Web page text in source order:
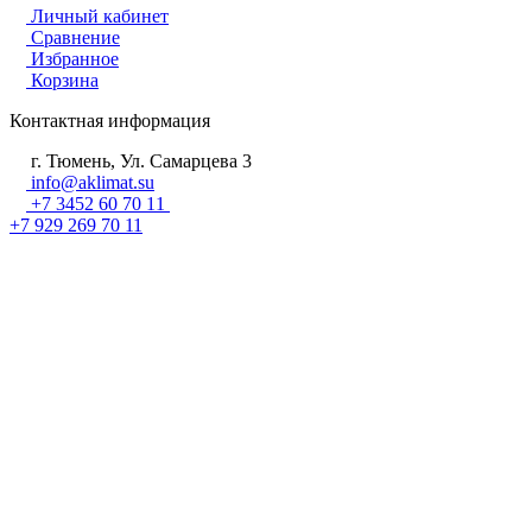
Личный кабинет
Сравнение
Избранное
Корзина
Контактная информация
г. Тюмень, Ул. Самарцева 3
info@aklimat.su
+7 3452 60 70 11
+7 929 269 70 11